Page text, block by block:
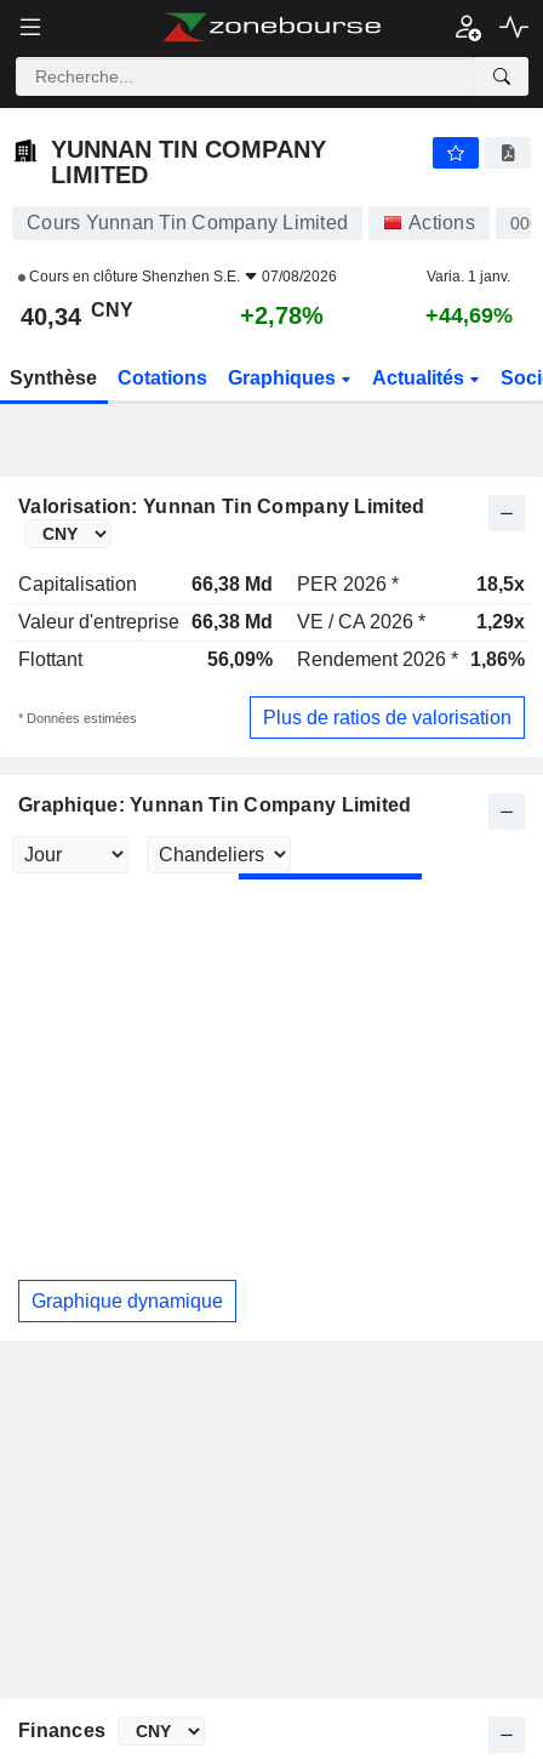
YUNNAN TIN COMPANY
LIMITED
Cours Yunnan Tin Company Limited Actions
Cours en clôture Shenzhen S.E. 07/08/2026 Varia. 1 janv.
40,34 CNY +2,78% +44,69%
Synthèse Cotations Graphiques Actualités
Valorisation: Yunnan Tin Company Limited
Capitalisation 66,38 Md PER 2026 *
18,5x
Valeur d'entreprise 66,38 Md VE / CA 2026 *
1,29x
Flottant
56,09% Rendement 2026 * 1,86%
* Données estimées Plus de ratios de valorisation
Graphique: Yunnan Tin Company Limited
Graphique dynamique
Finances